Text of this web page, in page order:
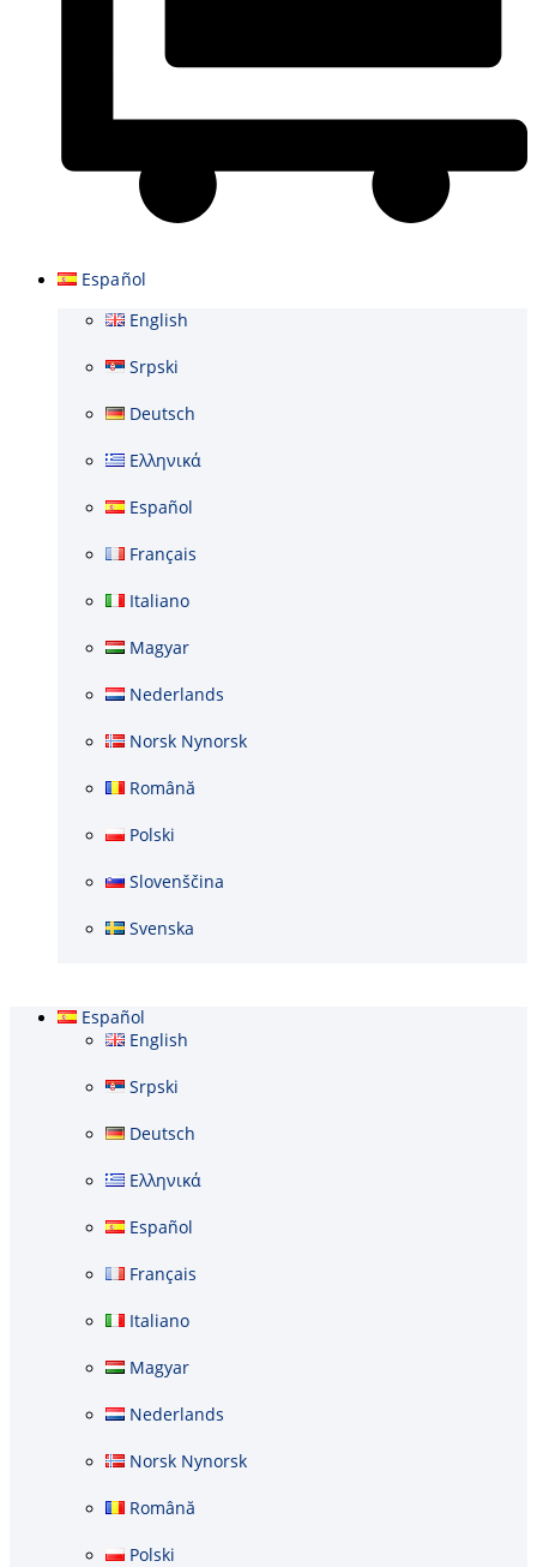
Español
English
Srpski
Deutsch
Ελληνικά
Español
Français
Italiano
Magyar
Nederlands
Norsk Nynorsk
Română
Polski
Slovenščina
Svenska
Español
English
Srpski
Deutsch
Ελληνικά
Español
Français
Italiano
Magyar
Nederlands
Norsk Nynorsk
Română
Polski